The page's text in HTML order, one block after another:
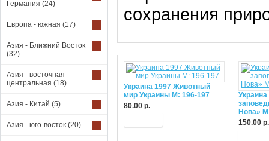
Германия (24)
Европа - южная (17)
Азия - Ближний Восток
(32)
Азия - восточная -
центральная (18)
Азия - Китай (5)
Азия - юго-восток (20)
сохранения
Украина 1997 Животный
мир Украины М: 196-197
80.00 р.
Нова»
150.00 р.